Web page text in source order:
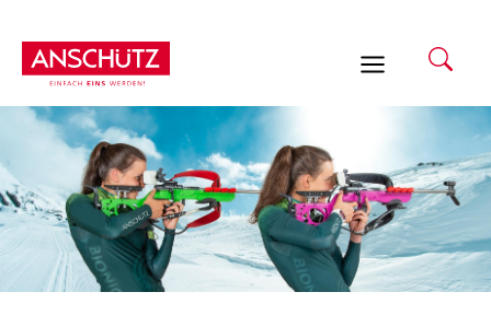
Inhalt
springen